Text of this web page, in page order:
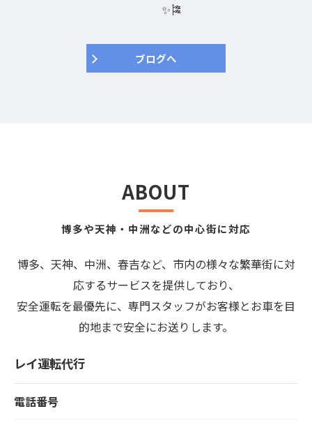
✨🎏
ブログへ
ABOUT
博多や天神・中洲などの中心街に対応
博多、天神、中洲、春吉など、市内の様々な繁華街に対
応するサービスを提供しており、
安全運転を最優先に、専門スタッフがお客様とお車を目
的地まで安全にお送りします。
レイ運転代行
電話番号